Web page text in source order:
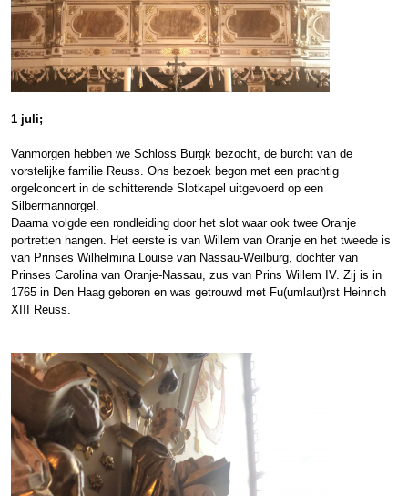
1 juli;
Vanmorgen hebben we Schloss Burgk bezocht, de burcht van de
vorstelijke familie Reuss. Ons bezoek begon met een prachtig
orgelconcert in de schitterende Slotkapel uitgevoerd op een
Silbermannorgel.
Daarna volgde een rondleiding door het slot waar ook twee Oranje
portretten hangen. Het eerste is van Willem van Oranje en het tweede is
van Prinses Wilhelmina Louise van Nassau-Weilburg, dochter van
Prinses Carolina van Oranje-Nassau, zus van Prins Willem IV. Zij is in
1765 in Den Haag geboren en was getrouwd met Fu(umlaut)rst Heinrich
XIII Reuss.